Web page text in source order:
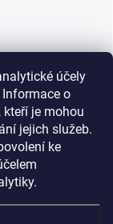
účely
o
je mohou
jejich služeb.
ke